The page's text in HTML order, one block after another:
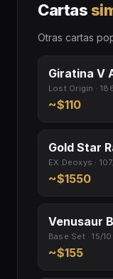
Cartas
Otras cartas
Giratina V
Lost Origin ·
~$110
Gold Star
EX Deoxys ·
~$1550
Venusaur
Base Set · 15/
~$155